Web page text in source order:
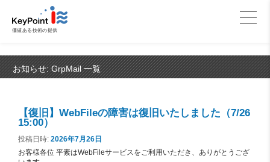
価値ある技術の提供
お知らせ:GrpMail一覧
【復旧】WebFileの障害は復旧いたしました（7/26
15:00）
投稿日時: 2026年7月26日
お客様各位 平素はWebFileサービスをご利用いただき、ありがとうござ